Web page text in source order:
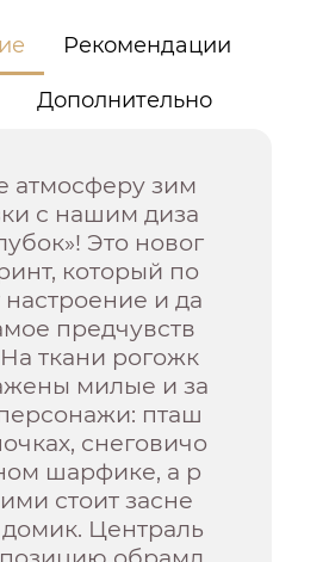
Рекомендации
Дополнительно
атмосферу зим
с нашим диза
Это новог
который по
и да
предчувств
ткани рогожк
милые и за
пташ
снеговичо
шарфике, а р
стоит засне
Централь